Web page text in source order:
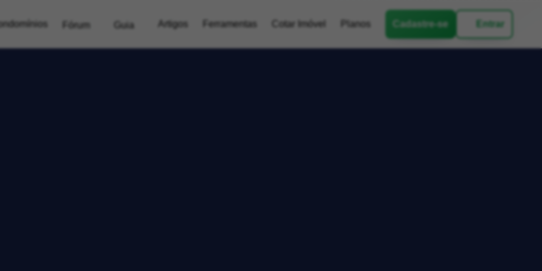
Fórum Guia Artigos Ferramentas Cotar Imóvel Planos Cadastre-se Entrar